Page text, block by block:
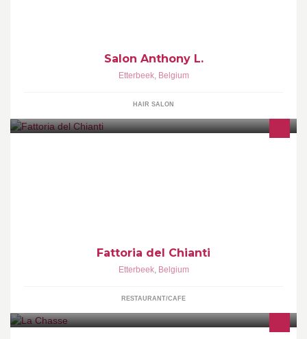
Salon Anthony L.
Etterbeek, Belgium
HAIR SALON
Fattoria del Chianti
Etterbeek, Belgium
RESTAURANT/CAFE